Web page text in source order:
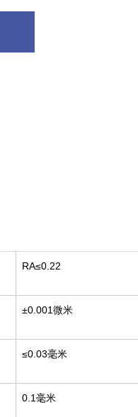
RA≤0.22
±0.001微米
≤0.03毫米
0.1毫米